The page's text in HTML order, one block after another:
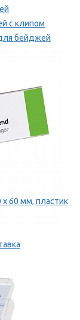
с клипом
бейджей
60 мм, пластик